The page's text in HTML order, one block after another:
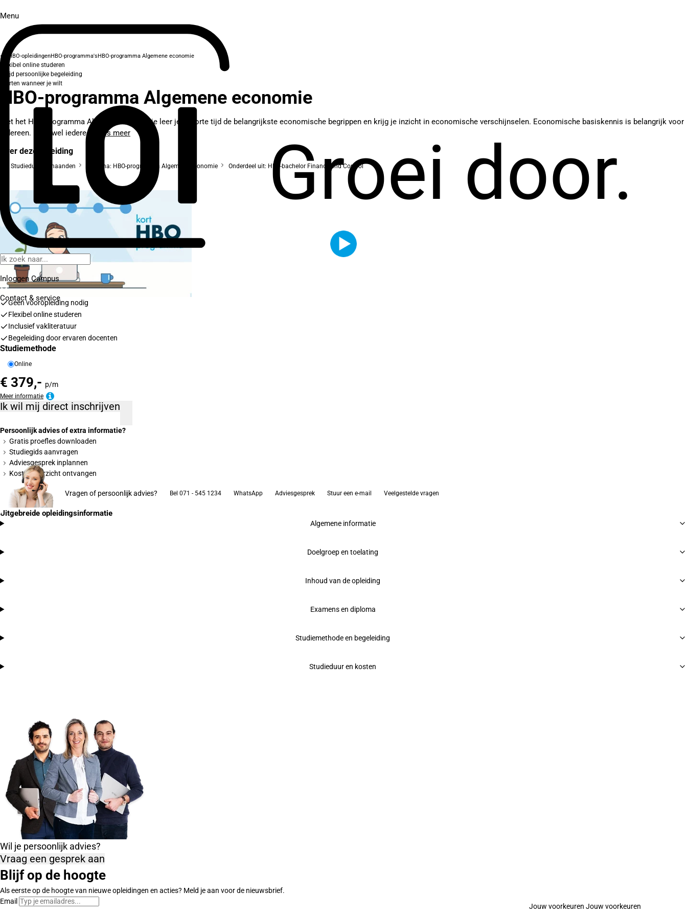
Menu
Groei door.
Inloggen Campus
Contact & service
HBO-opleidingenHBO-programma'sHBO-programma Algemene economie
Flexibel online studeren
Altijd persoonlijke begeleiding
Starten wanneer je wilt
HBO-programma Algemene economie
Met het HBO-programma Algemene economie leer je in korte tijd de belangrijkste economische begrippen en krijg je inzicht in economische verschijnselen. Economische basiskennis is belangrijk voor
iedereen. In vrijwel iedere...
Lees meer
Over deze opleiding
Studieduur: 2 maanden Diploma: HBO-programma Algemene economie Onderdeel uit: HBO-bachelor Finance and Control
Geen vooropleiding nodig
Flexibel online studeren
Inclusief vakliteratuur
Begeleiding door ervaren docenten
Studiemethode
Online
€ 379,- p/m
Meer informatie
Ik wil mij direct inschrijven
Persoonlijk advies of extra informatie?
Gratis proefles downloaden
Studiegids aanvragen
Adviesgesprek inplannen
Kostenoverzicht ontvangen
Vragen of persoonlijk advies? Bel 071 - 545 1234 WhatsApp Adviesgesprek Stuur een e-mail Veelgestelde vragen
Uitgebreide opleidingsinformatie
Algemene informatie
Doelgroep en toelating
Inhoud van de opleiding
Examens en diploma
Studiemethode en begeleiding
Studieduur en kosten
Wil je persoonlijk advies?
Vraag een gesprek aan
Blijf op de hoogte
Als eerste op de hoogte van nieuwe opleidingen en acties? Meld je aan voor de nieuwsbrief.
Email
Jouw voorkeuren